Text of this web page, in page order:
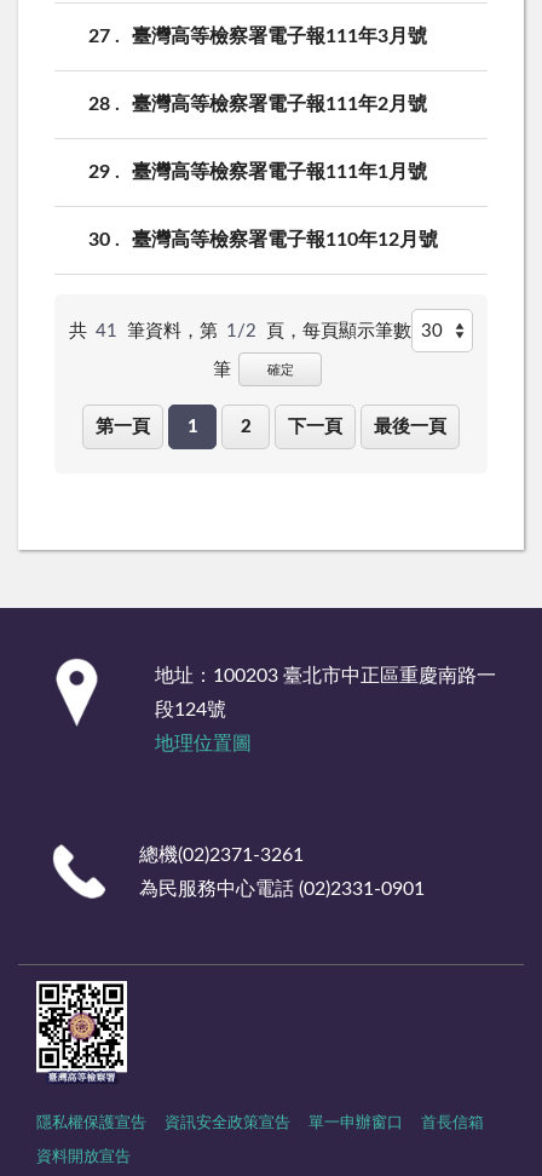
27 臺灣高等檢察署電子報111年3月號
28 臺灣高等檢察署電子報111年2月號
29 臺灣高等檢察署電子報111年1月號
30 臺灣高等檢察署電子報110年12月號
共 41 筆資料，第 1/2 頁， 每頁顯示筆數
筆 確定
第一頁 1 2 下一頁 最後一頁
地址：100203 臺北市中正區重慶南路一
段124號
地理位置圖
總機(02)2371-3261
為民服務中心電話 (02)2331-0901
隱私權保護宣告 資訊安全政策宣告 單一申辦窗口 首長信箱
資料開放宣告